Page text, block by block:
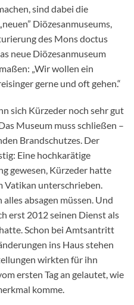
sind dabei die
Diözesanmuseums,
des Mons doctus
neue Diözesanmuseum
„Wir wollen ein
gerne und oft gehen.“
sich Kürzeder noch sehr gut
Museum muss schließen –
Brandschutzes. Der
Eine hochkarätige
gewesen, Kürzeder hatte
Vatikan unterschrieben.
absagen müssen. Und
erst 2012 seinen Dienst als
Schon bei Amtsantritt
ins Haus stehen
wirkten für ihn
ersten Tag an gelautet, wie
komme.